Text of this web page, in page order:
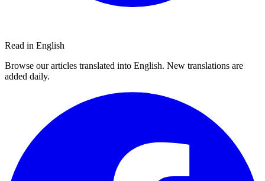
Read in English
Browse our articles translated into English. New translations are
added daily.